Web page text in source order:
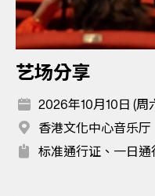
艺场分享
2026年10月10日 (周
香港文化中心音乐厅
标准通行证、一日